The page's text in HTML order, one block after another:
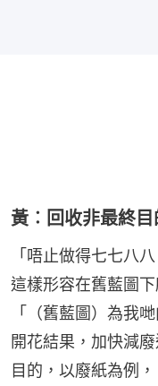
黃︰回收非最終
「唔止做得七七八
這樣形容在舊藍圖
「（舊藍圖）為我
開花結果，加快減
目的，以廢紙為例